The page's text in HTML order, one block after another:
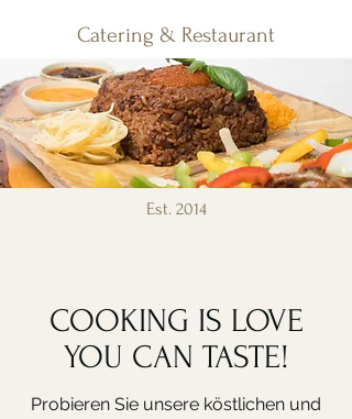
Catering & Restaurant
Est. 2014
COOKING IS LOVE
YOU CAN TASTE!
Probieren Sie unsere köstlichen und